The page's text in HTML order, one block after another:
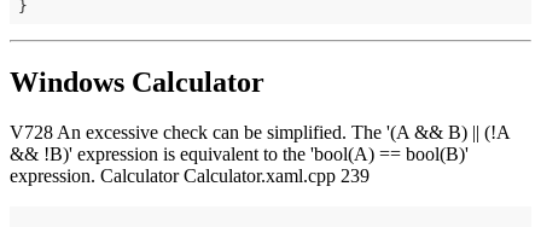
Windows Calculator
V728 An excessive check can be simplified. The '(A && B) || (!A
&& !B)' expression is equivalent to the 'bool(A) == bool(B)'
expression. Calculator Calculator.xaml.cpp 239